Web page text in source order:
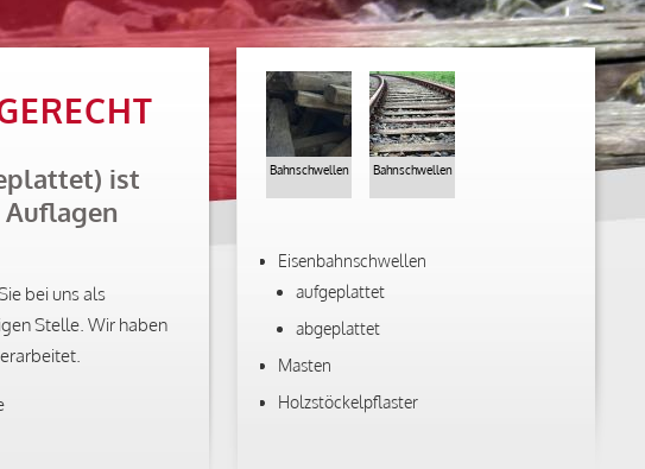
ist
bei uns als
Stelle. Wir haben
Bahnschwellen Bahnschwellen
Eisenbahnschwellen
aufgeplattet
abgeplattet
Masten
Holzstöckelpflaster